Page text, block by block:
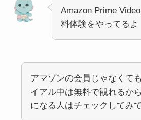
Amazon Prime
料体験をやってるよ
アマゾンの会員じゃなくて
イアル中は無料で観れるか
になる人はチェックしてみて